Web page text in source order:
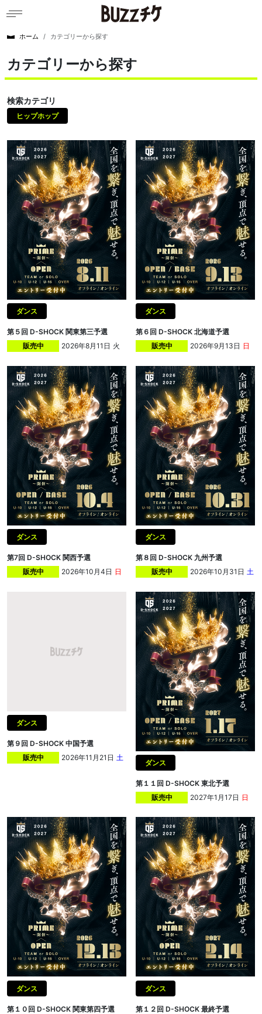
ホーム カテゴリーから探す
カテゴリーから探す
検索カテゴリ
ヒップホップ
ダンス
第５回 D-SHOCK 関東第三予選
販売中 2026年8月11日 火
ダンス
第６回 D-SHOCK 北海道予選
販売中 2026年9月13日 日
ダンス
第7回 D-SHOCK 関西予選
販売中 2026年10月4日 日
ダンス
第８回 D-SHOCK 九州予選
販売中 2026年10月31日 土
ダンス
第９回 D-SHOCK 中国予選
販売中 2026年11月21日 土
ダンス
第１１回 D-SHOCK 東北予選
販売中 2027年1月17日 日
ダンス
第１０回 D-SHOCK 関東第四予選
ダンス
第１２回 D-SHOCK 最終予選